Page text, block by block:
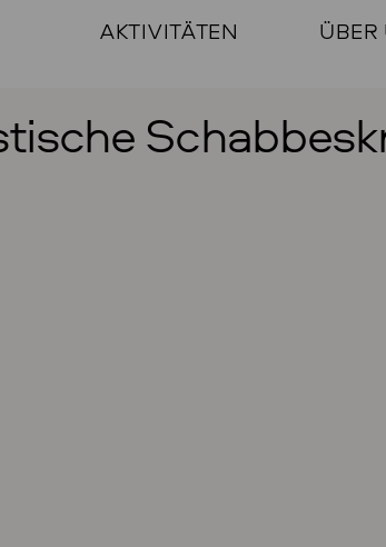
AKTIVITÄTEN ÜBER